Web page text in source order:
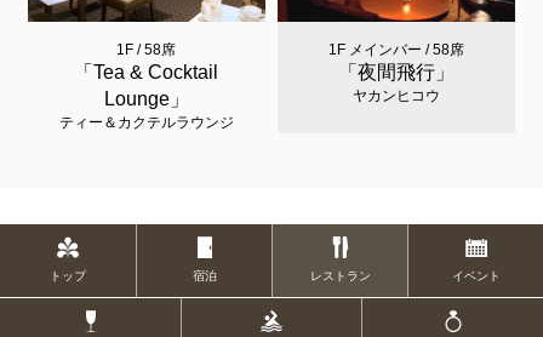
1F / 58席
「Tea & Cocktail
Lounge」
ティー＆カクテルラウンジ
1F メインバー / 58席
「夜間飛行」
ヤカンヒコウ
トップ 宿泊 レストラン イベント